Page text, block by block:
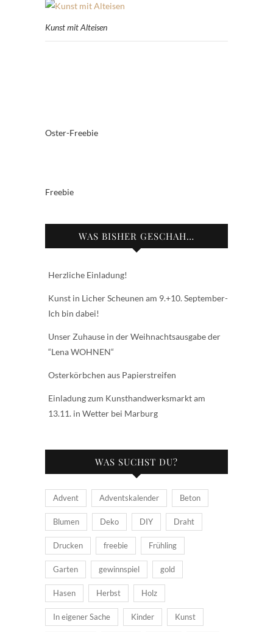
Kunst mit Alteisen
Oster-Freebie
Freebie
WAS BISHER GESCHAH…
Herzliche Einladung!
Kunst in Licher Scheunen am 9.+10. September-
Ich bin dabei!
Unser Zuhause in der Weihnachtsausgabe der
“Lena WOHNEN“
Osterkörbchen aus Papierstreifen
Einladung zum Kunsthandwerksmarkt am
13.11. in Wetter bei Marburg
WAS SUCHST DU?
Advent Adventskalender Beton
Blumen Deko DIY Draht
Drucken freebie Frühling
Garten gewinnspiel gold
Hasen Herbst Holz
In eigener Sache Kinder Kunst